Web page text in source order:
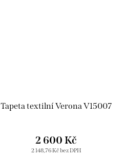
Tapeta textilní Verona V15007
2 148,76 Kč bez DPH
2 600 Kč